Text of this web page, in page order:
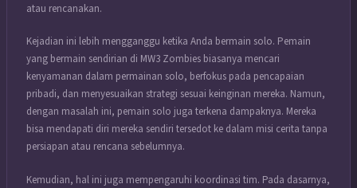
atau rencanakan.
Kejadian ini lebih mengganggu ketika Anda bermain solo. Pemain
yang bermain sendirian di MW3 Zombies biasanya mencari
kenyamanan dalam permainan solo, berfokus pada pencapaian
pribadi, dan menyesuaikan strategi sesuai keinginan mereka. Namun,
dengan masalah ini, pemain solo juga terkena dampaknya. Mereka
bisa mendapati diri mereka sendiri tersedot ke dalam misi cerita tanpa
persiapan atau rencana sebelumnya.
Kemudian, hal ini juga mempengaruhi koordinasi tim. Pada dasarnya,